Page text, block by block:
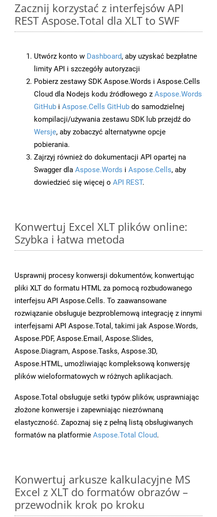
Zacznij korzystać z interfejsów API
REST Aspose.Total dla XLT to SWF
Utwórz konto w Dashboard, aby uzyskać bezpłatne
limity API i szczegóły autoryzacji
Pobierz zestawy SDK Aspose.Words i Aspose.Cells
Cloud dla Nodejs kodu źródłowego z Aspose.Words
GitHub i Aspose.Cells GitHub do samodzielnej
kompilacji/używania zestawu SDK lub przejdź do
Wersje, aby zobaczyć alternatywne opcje
pobierania.
Zajrzyj również do dokumentacji API opartej na
Swagger dla Aspose.Words i Aspose.Cells, aby
dowiedzieć się więcej o API REST.
Konwertuj Excel XLT plików online:
Szybka i łatwa metoda
Usprawnij procesy konwersji dokumentów, konwertując
pliki XLT do formatu HTML za pomocą rozbudowanego
interfejsu API Aspose.Cells. To zaawansowane
rozwiązanie obsługuje bezproblemową integrację z innymi
interfejsami API Aspose.Total, takimi jak Aspose.Words,
Aspose.PDF, Aspose.Email, Aspose.Slides,
Aspose.Diagram, Aspose.Tasks, Aspose.3D,
Aspose.HTML, umożliwiając kompleksową konwersję
plików wieloformatowych w różnych aplikacjach.
Aspose.Total obsługuje setki typów plików, usprawniając
złożone konwersje i zapewniając niezrównaną
elastyczność. Zapoznaj się z pełną listą obsługiwanych
formatów na platformie Aspose.Total Cloud.
Konwertuj arkusze kalkulacyjne MS
Excel z XLT do formatów obrazów –
przewodnik krok po kroku